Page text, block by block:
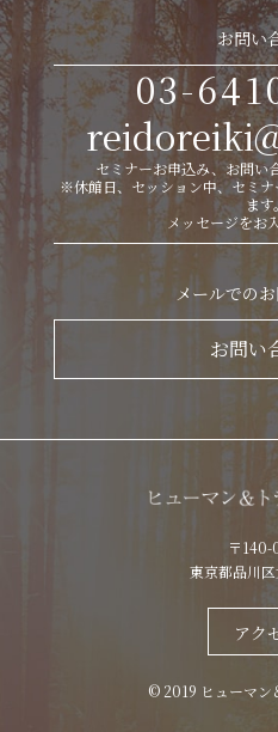
お問い
03-
セミナーお申込み、お問
※休館日、セッション中、セミ
ます
メッセージをお
メールでの
お問い
〒140-
東京都品川
アク
© 2019 ヒューマン